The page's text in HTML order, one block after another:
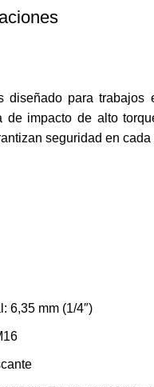
diseñado para
impacto de alto
seguridad en
6,35 mm (1/4″)